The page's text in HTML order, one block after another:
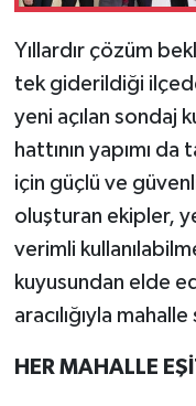
Yıllardır çözüm
tek giderildiği
yeni açılan sondaj
hattının yapımı
için güçlü ve
oluşturan ekipler,
verimli
kuyusundan elde
aracılığıyla
HER MAHALLE